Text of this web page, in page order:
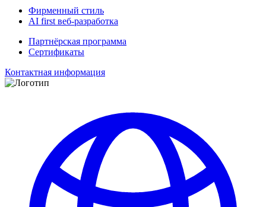
Фирменный стиль
AI first веб-разработка
Партнёрская программа
Сертификаты
Контактная информация